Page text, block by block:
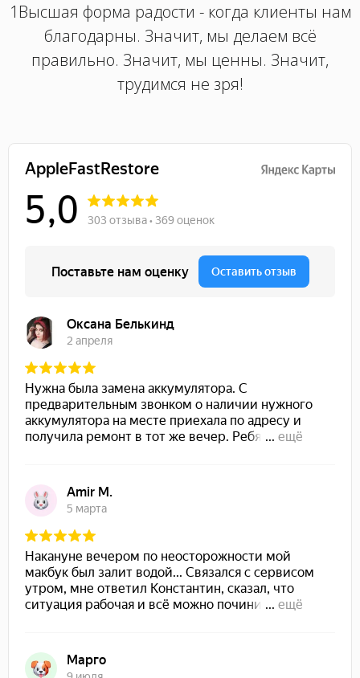
1Высшая форма радости - когда клиенты нам
благодарны. Значит, мы делаем всё
правильно. Значит, мы ценны. Значит,
трудимся не зря!